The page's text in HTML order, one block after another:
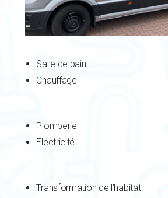
Salle de bain
Chauffage
Plomberie
Electricité
Transformation de l’habitat